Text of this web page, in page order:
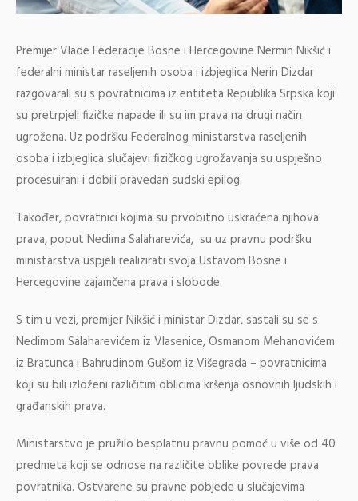
Premijer Vlade Federacije Bosne i Hercegovine Nermin Nikšić i
federalni ministar raseljenih osoba i izbjeglica Nerin Dizdar
razgovarali su s povratnicima iz entiteta Republika Srpska koji
su pretrpjeli fizičke napade ili su im prava na drugi način
ugrožena. Uz podršku Federalnog ministarstva raseljenih
osoba i izbjeglica slučajevi fizičkog ugrožavanja su uspješno
procesuirani i dobili pravedan sudski epilog.
Također, povratnici kojima su prvobitno uskraćena njihova
prava, poput Nedima Salaharevića, su uz pravnu podršku
ministarstva uspjeli realizirati svoja Ustavom Bosne i
Hercegovine zajamčena prava i slobode.
S tim u vezi, premijer Nikšić i ministar Dizdar, sastali su se s
Nedimom Salaharevićem iz Vlasenice, Osmanom Mehanovićem
iz Bratunca i Bahrudinom Gušom iz Višegrada – povratnicima
koji su bili izloženi različitim oblicima kršenja osnovnih ljudskih i
građanskih prava.
Ministarstvo je pružilo besplatnu pravnu pomoć u više od 40
predmeta koji se odnose na različite oblike povrede prava
povratnika. Ostvarene su pravne pobjede u slučajevima